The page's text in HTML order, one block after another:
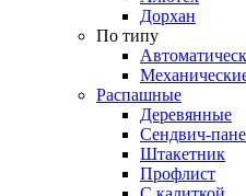
Дорхан
По типу
Распашные
Деревянные
Сендвич-
Штакетник
Профлист